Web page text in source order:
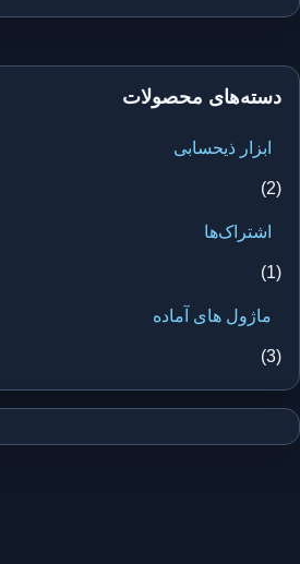
دسته‌های محصولات
ابزار ذیحسابی
(2)
اشتراک‌ها
(1)
ماژول های آماده
(3)